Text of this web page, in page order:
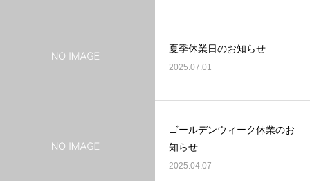
夏季休業日のお知らせ
2025.07.01
ゴールデンウィーク休業のお
知らせ
2025.04.07